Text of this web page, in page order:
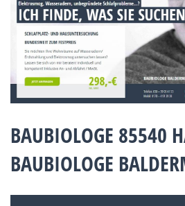
BAUBIOLOGE 85540
BAUBIOLOGE